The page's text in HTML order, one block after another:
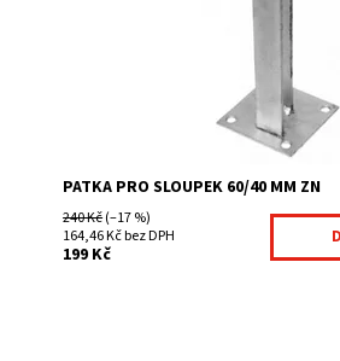
Na centrálním skladě
100025A-312
Fence consulting
PATKA PRO SLOUPEK 60/40 MM ZN
240 Kč(–17 %)
164,46 Kč bez DPH
199 Kč